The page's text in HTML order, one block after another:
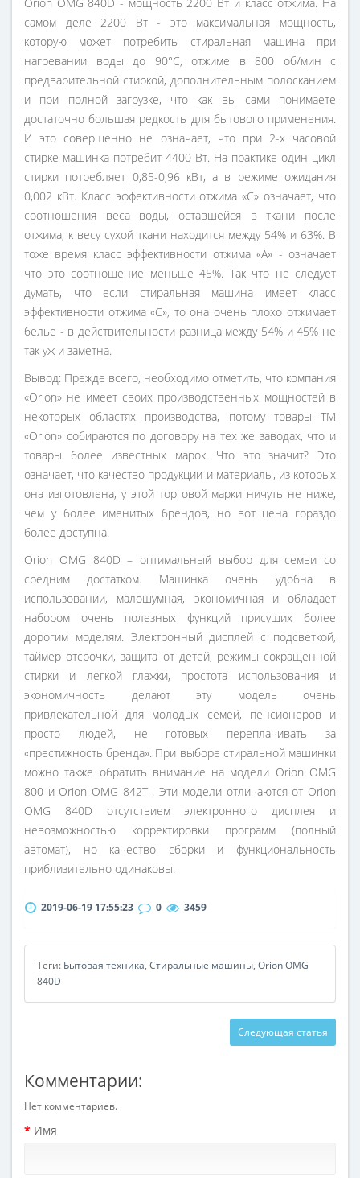
самом деле 2200 Вт - это максимальная мощность,
которую может потребить стиральная машина при
нагревании воды до 90°С, отжиме в 800 об/мин с
предварительной стиркой, дополнительным полосканием
и при полной загрузке, что как вы сами понимаете
достаточно большая редкость для бытового применения.
И это совершенно не означает, что при 2-х часовой
стирке машинка потребит 4400 Вт. На практике один цикл
стирки потребляет 0,85-0,96 кВт, а в режиме ожидания
0,002 кВт. Класс эффективности отжима «С» означает, что
соотношения веса воды, оставшейся в ткани после
отжима, к весу сухой ткани находится между 54% и 63%. В
тоже время класс эффективности отжима «А» - означает
что это соотношение меньше 45%. Так что не следует
думать, что если стиральная машина имеет класс
эффективности отжима «С», то она очень плохо отжимает
белье - в действительности разница между 54% и 45% не
так уж и заметна.
Вывод: Прежде всего, необходимо отметить, что компания
«Orion» не имеет своих производственных мощностей в
некоторых областях производства, потому товары ТМ
«Orion» собираются по договору на тех же заводах, что и
товары более известных марок. Что это значит? Это
означает, что качество продукции и материалы, из которых
она изготовлена, у этой торговой марки ничуть не ниже,
чем у более именитых брендов, но вот цена гораздо
более доступна.
Orion OMG 840D – оптимальный выбор для семьи со
средним достатком. Машинка очень удобна в
использовании, малошумная, экономичная и обладает
набором очень полезных функций присущих более
дорогим моделям. Электронный дисплей с подсветкой,
таймер отсрочки, защита от детей, режимы сокращенной
стирки и легкой глажки, простота использования и
экономичность делают эту модель очень
привлекательной для молодых семей, пенсионеров и
просто людей, не готовых переплачивать за
«престижность бренда». При выборе стиральной машинки
можно также обратить внимание на модели Orion OMG
800 и Orion OMG 842T . Эти модели отличаются от Orion
OMG 840D отсутствием электронного дисплея и
невозможностью корректировки программ (полный
автомат), но качество сборки и функциональность
приблизительно одинаковы.
2019-06-19 17:55:23 0 3459
Теги: Бытовая техника, Стиральные машины, Orion OMG
840D
Следующая статья
Комментарии:
Нет комментариев.
Имя